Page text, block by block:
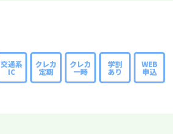
交通系
IC
クレカ
定期
クレカ
一時
学割
あり
WEB
申込